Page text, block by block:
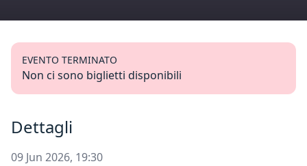
EVENTO TERMINATO
Non ci sono biglietti disponibili
Dettagli
09 Jun 2026, 19:30